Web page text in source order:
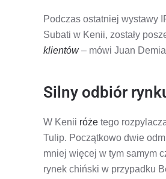
Podczas ostatniej wystawy
Subati w Kenii, zostały
klientów– mówi Juan
Silny odbiór
W Kenii róże tego
Tulip. Początkowo dwie
mniej więcej w tym samym
rynek chiński w przypadku